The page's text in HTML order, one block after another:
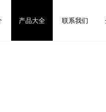
产品大全 联系我们